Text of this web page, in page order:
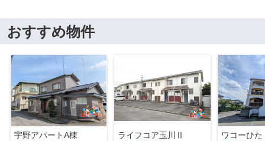
おすすめ物件
宇野アパートA棟
ライフコア玉川Ⅱ
ワコーひた